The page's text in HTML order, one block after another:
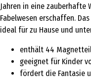
Jahren in eine zauberhafte
Fabelwesen erschaffen.
ideal für zu Hause und
enthält 44
geeignet für Kinder
fördert die Fantasie